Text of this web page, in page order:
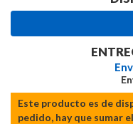
Este producto es de
pedido, hay que sumar